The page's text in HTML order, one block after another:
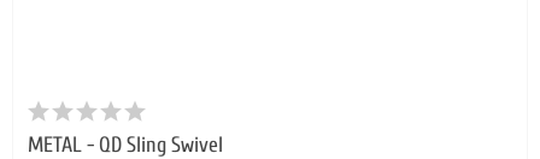
METAL - QD Sling Swivel